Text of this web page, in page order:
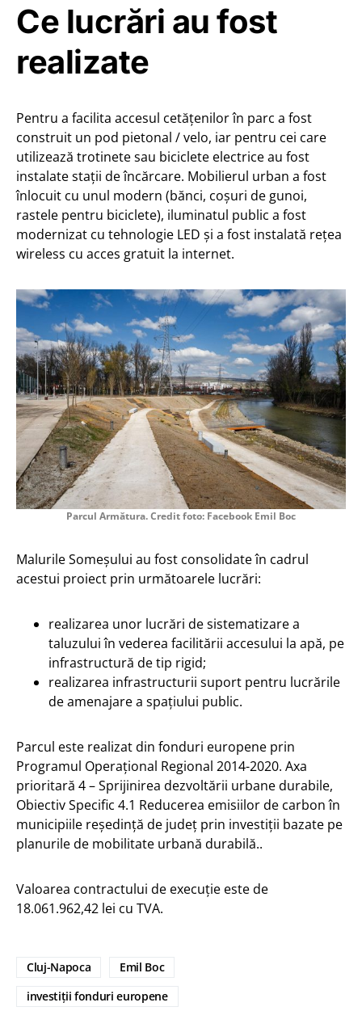
Ce lucrări au fost
realizate
Pentru a facilita accesul cetățenilor în parc a fost
construit un pod pietonal / velo, iar pentru cei care
utilizează trotinete sau biciclete electrice au fost
instalate stații de încărcare. Mobilierul urban a fost
înlocuit cu unul modern (bănci, coșuri de gunoi,
rastele pentru biciclete), iluminatul public a fost
modernizat cu tehnologie LED și a fost instalată rețea
wireless cu acces gratuit la internet.
Parcul Armătura. Credit foto: Facebook Emil Boc
Malurile Someșului au fost consolidate în cadrul
acestui proiect prin următoarele lucrări:
realizarea unor lucrări de sistematizare a
taluzului în vederea facilitării accesului la apă, pe
infrastructură de tip rigid;
realizarea infrastructurii suport pentru lucrările
de amenajare a spațiului public.
Parcul este realizat din fonduri europene prin
Programul Operaţional Regional 2014-2020. Axa
prioritară 4 – Sprijinirea dezvoltării urbane durabile,
Obiectiv Specific 4.1 Reducerea emisiilor de carbon în
municipiile reședință de județ prin investiții bazate pe
planurile de mobilitate urbană durabilă..
Valoarea contractului de execuție este de
18.061.962,42 lei cu TVA.
Cluj-Napoca
Emil Boc
investiții fonduri europene